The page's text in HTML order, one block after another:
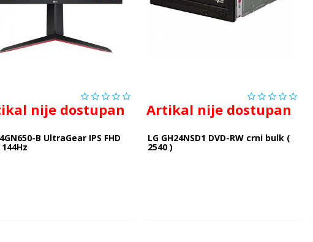
nije dostupan
B UltraGear IPS FHD
Artikal nije dostupan
LG GH24NSD1 DVD-RW crni bulk (
2540 )